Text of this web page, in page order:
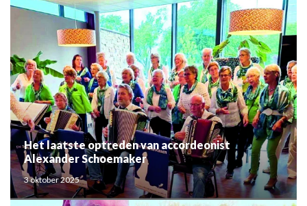
Het laatste optreden van accordeonist
Alexander Schoemaker
3 oktober 2025